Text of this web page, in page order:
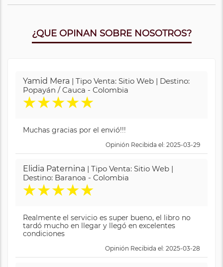
¿QUE OPINAN SOBRE NOSOTROS?
Yamid Mera | Tipo Venta: Sitio Web | Destino:
Popayán / Cauca - Colombia
★★★★★
Muchas gracias por el envió!!!
Opinión Recibida el: 2025-03-29
Elidia Paternina | Tipo Venta: Sitio Web |
Destino: Baranoa - Colombia
★★★★★
Realmente el servicio es super bueno, el libro no
tardó mucho en llegar y llegó en excelentes
condiciones
Opinión Recibida el: 2025-03-28